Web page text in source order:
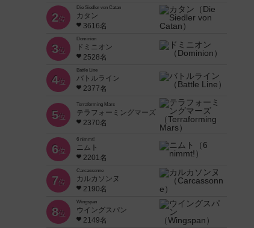
2位
Die Siedler von Catan
カタン
3616名
3位
Dominion
ドミニオン
2528名
4位
Battle Line
バトルライン
2377名
5位
Terraforming Mars
テラフォーミングマーズ
2370名
6位
6 nimmt!
ニムト
2201名
7位
Carcassonne
カルカソンヌ
2190名
8位
Wingspan
ウイングスパン
2149名